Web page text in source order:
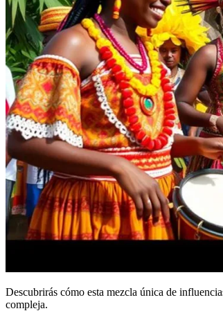
Descubrirás cómo esta mezcla única de
compleja.